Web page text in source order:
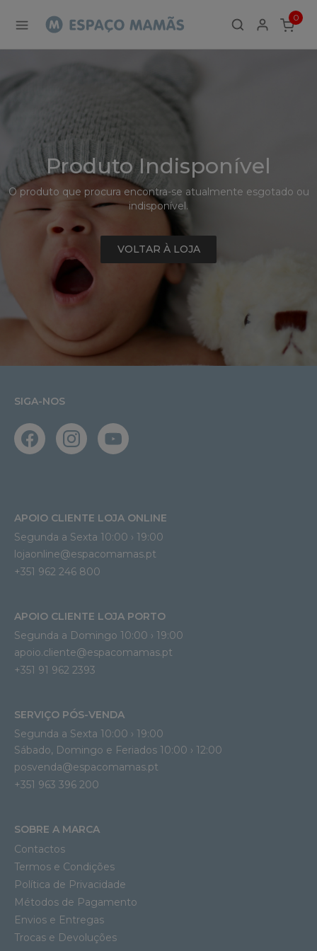
Detalhe
de
Produto
-
Produto
0
ITEMS
Produto Indisponível
O produto que procura encontra-se atualmente esgotado ou
indisponível.
VOLTAR À LOJA
SIGA-NOS
APOIO CLIENTE LOJA ONLINE
Segunda a Sexta 10:00 › 19:00
lojaonline@espacomamas.pt
+351 962 246 800
APOIO CLIENTE LOJA PORTO
Segunda a Domingo 10:00 › 19:00
apoio.cliente@espacomamas.pt
+351 91 962 2393
SERVIÇO PÓS-VENDA
Segunda a Sexta 10:00 › 19:00
Sábado, Domingo e Feriados 10:00 › 12:00
posvenda@espacomamas.pt
+351 963 396 200
SOBRE A MARCA
Contactos
Termos e Condições
Política de Privacidade
Métodos de Pagamento
Envios e Entregas
Trocas e Devoluções